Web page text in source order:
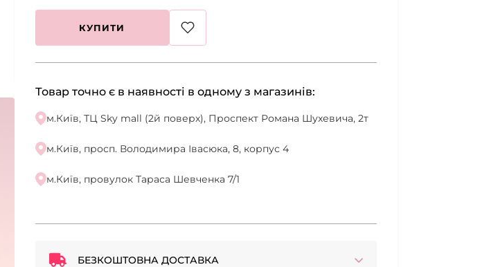
КУПИТИ
Товар точно є в наявності в одному з магазинів:
м.Київ, ТЦ Sky mall (2й поверх), Проспект Романа Шухевича, 2т
м.Київ, просп. Володимира Івасюка, 8, корпус 4
м.Київ, провулок Тараса Шевченка 7/1
БЕЗКОШТОВНА ДОСТАВКА